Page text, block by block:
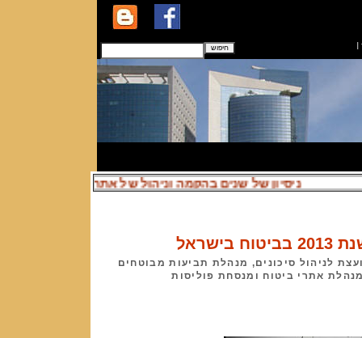
ניסיון של שנים בהקמה וניהול של אתרי ביטוח
בישראל
לניהול סיכונים, מנהלת תביעות מבוטחים
אתרי ביטוח ומנסחת פוליסות